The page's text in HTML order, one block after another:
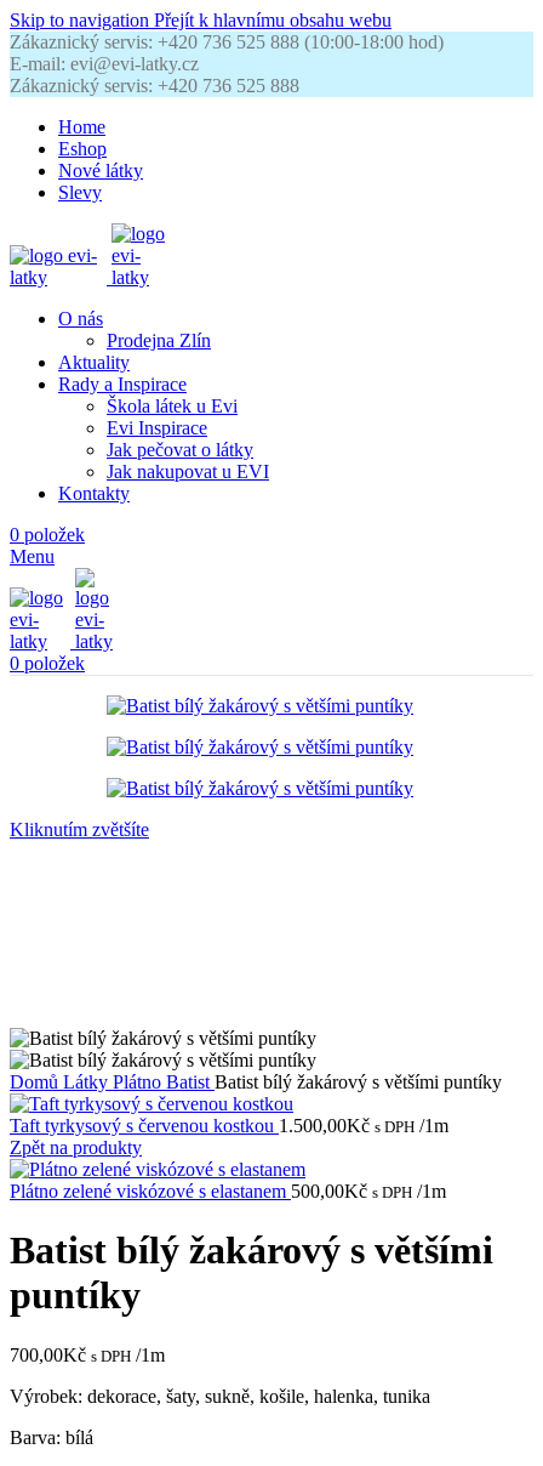
Skip to navigation Přejít k hlavnímu obsahu webu
Zákaznický servis: +420 736 525 888 (10:00-18:00 hod)
E-mail: evi@evi-latky.cz
Zákaznický servis: +420 736 525 888
Home
Eshop
Nové látky
Slevy
O nás
Prodejna Zlín
Aktuality
Rady a Inspirace
Škola látek u Evi
Evi Inspirace
Jak pečovat o látky
Jak nakupovat u EVI
Kontakty
0 položek
Menu
0 položek
Kliknutím zvětšíte
Domů Látky Plátno Batist Batist bílý žakárový s většími puntíky
Taft tyrkysový s červenou kostkou 1.500,00Kč s DPH /1m
Zpět na produkty
Plátno zelené viskózové s elastanem 500,00Kč s DPH /1m
Batist bílý žakárový s většími
puntíky
700,00Kč s DPH /1m
Výrobek: dekorace, šaty, sukně, košile, halenka, tunika
Barva: bílá